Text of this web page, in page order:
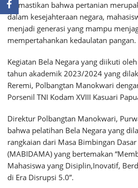
Memastikan bahwa pertanian
dalam kesejahteraan negara,
menjadi generasi yang mampu
mempertahankan kedaulatan pangan.
Kegiatan Bela Negara yang diikuti
tahun akademik 2023/2024 yang
Reremi, Polbangtan Manokwari
Porsenil TNI Kodam XVIII Kasuari
Direktur Polbangtan Manokwari,
bahwa pelatihan Bela Negara yang
rangkaian dari Masa Bimbingan
(MABIDAMA) yang bertemakan
Mahasiswa yang Disiplin,Inovatif,
di Era Disrupsi 5.0”.